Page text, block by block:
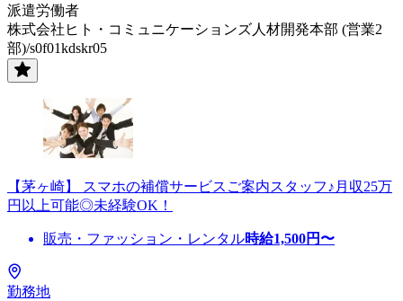
派遣労働者
株式会社ヒト・コミュニケーションズ人材開発本部 (営業2
部)/s0f01kdskr05
【茅ヶ崎】 スマホの補償サービスご案内スタッフ♪月収25万
円以上可能◎未経験OK！
販売・ファッション・レンタル時給1,500円〜
勤務地